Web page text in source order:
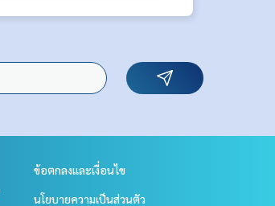
ข้อตกลงและเงื่อนไข
นโยบายความเป็นส่วนตัว